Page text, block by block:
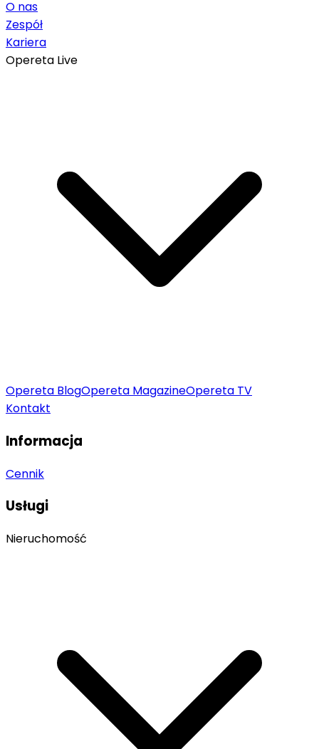
O nas
Zespół
Kariera
Opereta Live
Opereta BlogOpereta MagazineOpereta TV
Kontakt
Informacja
Cennik
Usługi
Nieruchomość